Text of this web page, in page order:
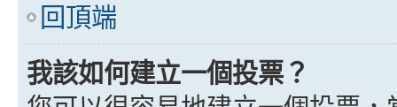
回頂端
我該如何建立一個投票？